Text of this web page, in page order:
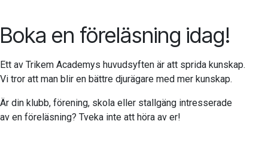
Boka en föreläsning idag!
Ett av Trikem Academys huvudsyften är att sprida kunskap.
Vi tror att man blir en bättre djurägare med mer kunskap.
Är din klubb, förening, skola eller stallgäng intresserade
av en föreläsning? Tveka inte att höra av er!